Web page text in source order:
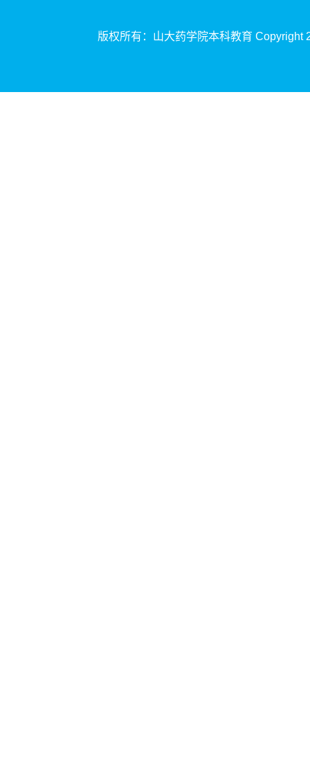
版权所有：山大药学院本科教育 Copyright